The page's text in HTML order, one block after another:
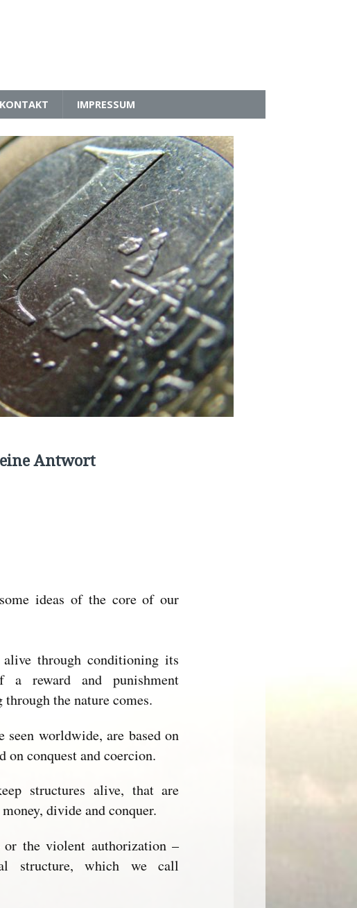
KONTAKT IMPRESSUM
Antwort
ideas of the core of our
through conditioning its
a reward and punishment
the nature comes.
seen worldwide, are based on
conquest and coercion.
structures alive, that are
divide and conquer.
the violent authorization –
structure, which we call